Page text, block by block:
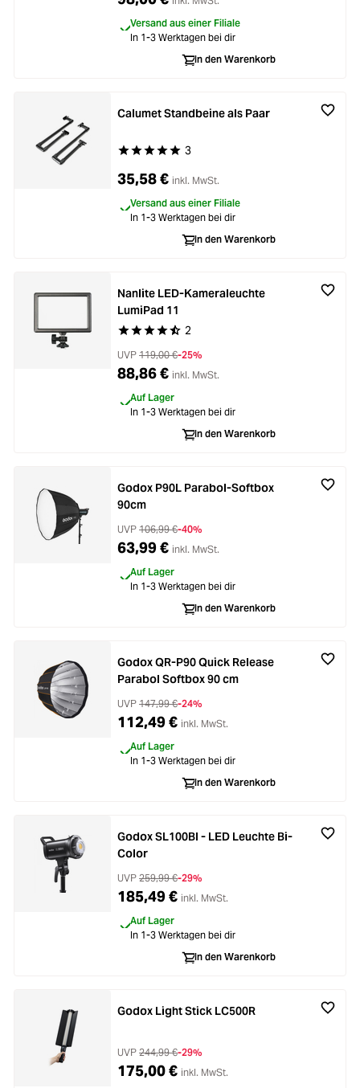
Versand aus einer Filiale
In 1-3 Werktagen bei dir
In den Warenkorb
Durchschnittliche Bewertung von 5 von 5
3
Calumet Standbeine als Paar
35,58 € inkl. MwSt.
Versand aus einer Filiale
In 1-3 Werktagen bei dir
In den Warenkorb
Durchschnittliche Bewertung von 4.4 von 5
2
Nanlite LED-Kameraleuchte
LumiPad 11
UVP 119,00 €-25%
88,86 € inkl. MwSt.
Auf Lager
In 1-3 Werktagen bei dir
In den Warenkorb
Godox P90L Parabol-Softbox
90cm
UVP 106,99 €-40%
63,99 € inkl. MwSt.
Auf Lager
In 1-3 Werktagen bei dir
In den Warenkorb
Godox QR-P90 Quick Release
Parabol Softbox 90 cm
UVP 147,99 €-24%
112,49 € inkl. MwSt.
Auf Lager
In 1-3 Werktagen bei dir
In den Warenkorb
Godox SL100BI - LED Leuchte Bi-
Color
UVP 259,99 €-29%
185,49 € inkl. MwSt.
Auf Lager
In 1-3 Werktagen bei dir
In den Warenkorb
Godox Light Stick LC500R
UVP 244,99 €-29%
175,00 € inkl. MwSt.